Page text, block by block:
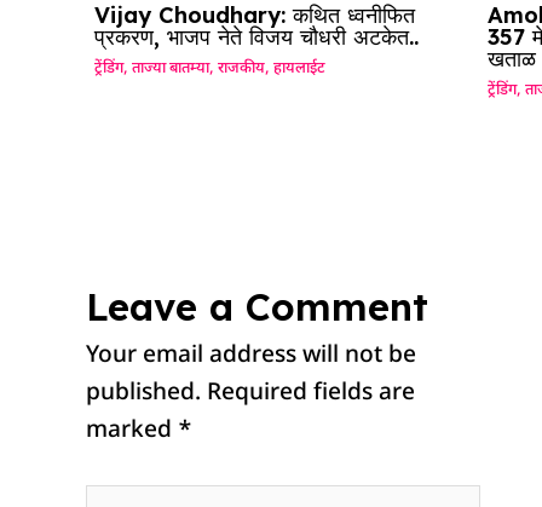
Vijay Choudhary: कथित ध्वनीफित
प्रकरण, भाजप नेते विजय चौधरी अटकेत..
ट्रेंडिंग,ताज्या बातम्या,राजकीय,हायलाईट
357
खताळ
ट्रेंडिंग,
Leave a Comment
Your email address will not be
published. Required fields are
marked *